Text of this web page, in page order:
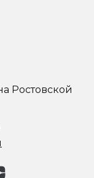
Ростовской